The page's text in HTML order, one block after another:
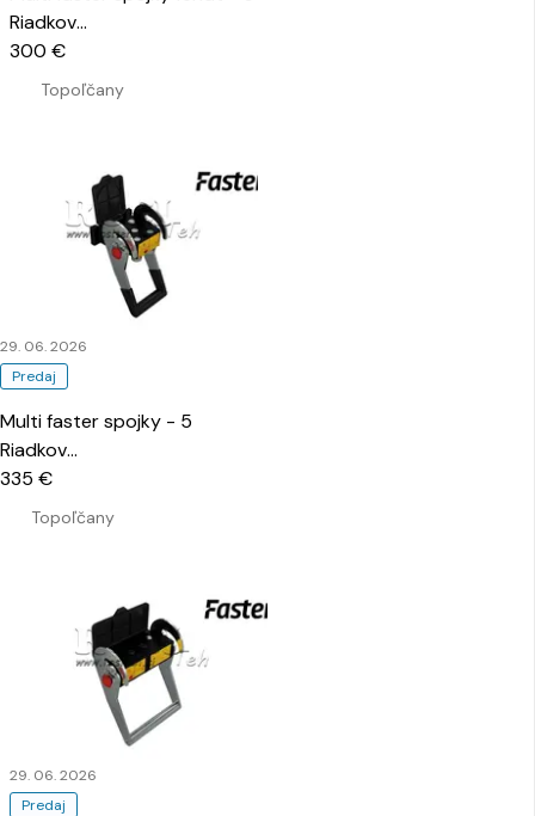
Riadkov…
Topoľčany
300 €
Predaj
29. 06. 2026
Multi faster spojky - 5
Riadkov…
Topoľčany
335 €
Predaj
29. 06. 2026